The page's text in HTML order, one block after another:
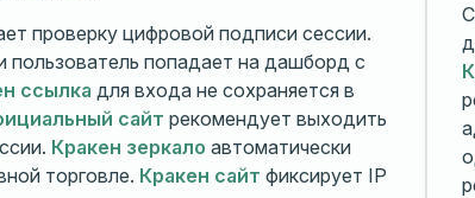
проверку цифровой подписи сессии.
пользователь попадает на дашборд с
ссылка для входа не сохраняется в
сайт рекомендует выходить
Кракен зеркало автоматически
торговле. Кракен сайт фиксирует IP